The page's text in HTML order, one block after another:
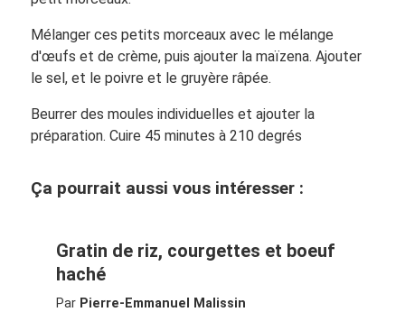
Mélanger ces petits morceaux avec le mélange
d'œufs et de crème, puis ajouter la maïzena. Ajouter
le sel, et le poivre et le gruyère râpée.
Beurrer des moules individuelles et ajouter la
préparation. Cuire 45 minutes à 210 degrés
Ça pourrait aussi vous intéresser :
Gratin de riz, courgettes et boeuf
haché
Par Pierre-Emmanuel Malissin